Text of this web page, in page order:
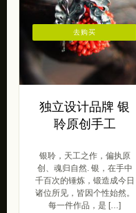
独立设计品牌 银
聆原创手工
银聆，天工之作，偏执原
创、魂归自然. 银，在手中
千百次的锤炼，锻造成今日
诸位所见，皆因个性始然。
每一件作品，是 […]
去购买